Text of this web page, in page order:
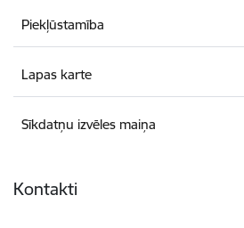
Piekļūstamība
Lapas karte
Sīkdatņu izvēles maiņa
Kontakti